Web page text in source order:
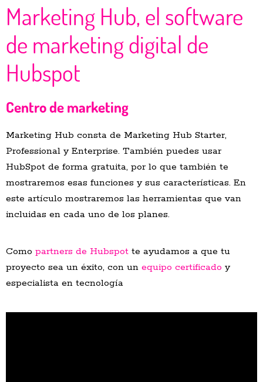
Marketing Hub, el software
de marketing digital de
Hubspot
Centro de marketing
Marketing Hub consta de Marketing Hub Starter,
Professional y Enterprise. También puedes usar
HubSpot de forma gratuita, por lo que también te
mostraremos esas funciones y sus características. En
este artículo mostraremos las herramientas que van
incluidas en cada uno de los planes.
Como partners de Hubspot te ayudamos a que tu
proyecto sea un éxito, con un equipo certificado y
especialista en tecnología